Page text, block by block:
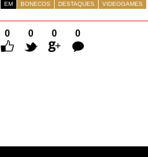
EM BONECOS DESTAQUES VIDEOGAMES
0 0 0
0
Comentários